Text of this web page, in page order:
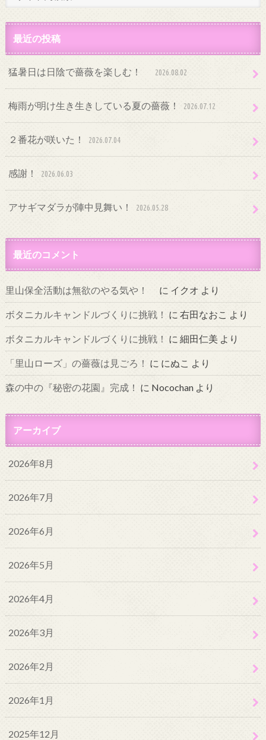
最近の投稿
猛暑日は日陰で薔薇を楽しむ！ 2026.08.02
梅雨が明け生き生きしている夏の薔薇！ 2026.07.12
２番花が咲いた！ 2026.07.04
感謝！ 2026.06.03
アサギマダラが陣中見舞い！ 2026.05.28
最近のコメント
里山保全活動は無欲のやる気や！ に イクオ より
ボタニカルキャンドルづくりに挑戦！ に 右田なおこ より
ボタニカルキャンドルづくりに挑戦！ に 細田仁美 より
「里山ローズ」の薔薇は見ごろ！ に にぬこ より
森の中の『秘密の花園』完成！ に Nocochanより
アーカイブ
2026年8月
2026年7月
2026年6月
2026年5月
2026年4月
2026年3月
2026年2月
2026年1月
2025年12月